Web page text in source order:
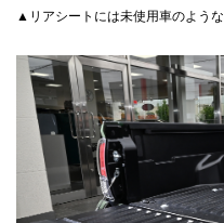
▲リアシートには未使用車のような